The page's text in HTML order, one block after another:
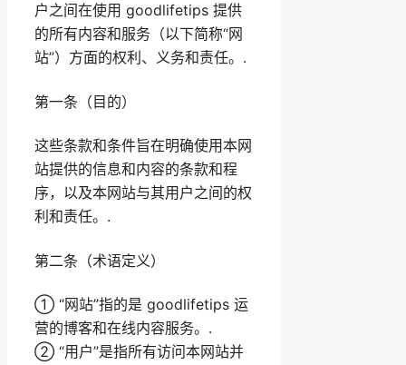
户之间在使用 goodlifetips 提供
的所有内容和服务（以下简称“网
站”）方面的权利、义务和责任。.
第一条（目的）
这些条款和条件旨在明确使用本网
站提供的信息和内容的条款和程
序，以及本网站与其用户之间的权
利和责任。.
第二条（术语定义）
① “网站”指的是 goodlifetips 运
营的博客和在线内容服务。.
② “用户”是指所有访问本网站并